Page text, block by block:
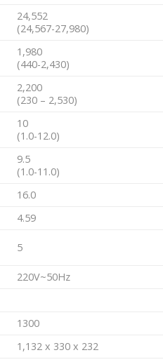
24,552
(24,567-27,980)
1,980
(440-2,430)
2,200
(230 – 2,530)
10
(1.0-12.0)
9.5
(1.0-11.0)
16.0
4.59
5
220V~50Hz
1300
1,132 x 330 x 232